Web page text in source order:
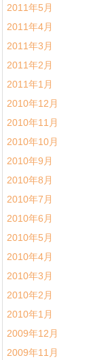
2011年5月
2011年4月
2011年3月
2011年2月
2011年1月
2010年12月
2010年11月
2010年10月
2010年9月
2010年8月
2010年7月
2010年6月
2010年5月
2010年4月
2010年3月
2010年2月
2010年1月
2009年12月
2009年11月